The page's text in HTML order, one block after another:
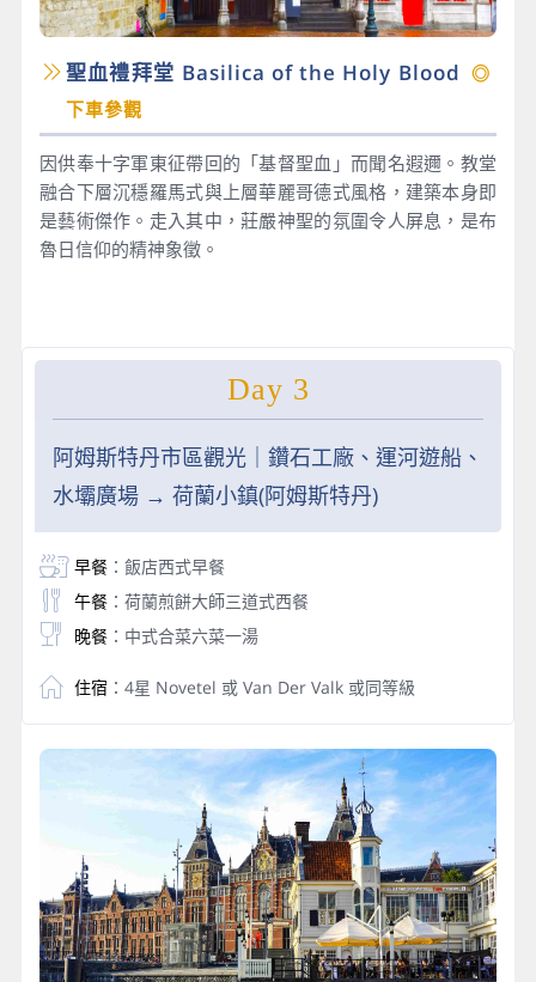
聖血禮拜堂 Basilica of the Holy Blood ◎
下車參觀
因供奉十字軍東征帶回的「基督聖血」而聞名遐邇。教堂
融合下層沉穩羅馬式與上層華麗哥德式風格，建築本身即
是藝術傑作。走入其中，莊嚴神聖的氛圍令人屏息，是布
魯日信仰的精神象徵。
Day 3
阿姆斯特丹市區觀光｜鑽石工廠、運河遊船、
水壩廣場 → 荷蘭小鎮(阿姆斯特丹)
早餐：飯店西式早餐
午餐：荷蘭煎餅大師三道式西餐
晚餐：中式合菜六菜一湯
住宿 ：4星 Novetel 或 Van Der Valk 或同等級